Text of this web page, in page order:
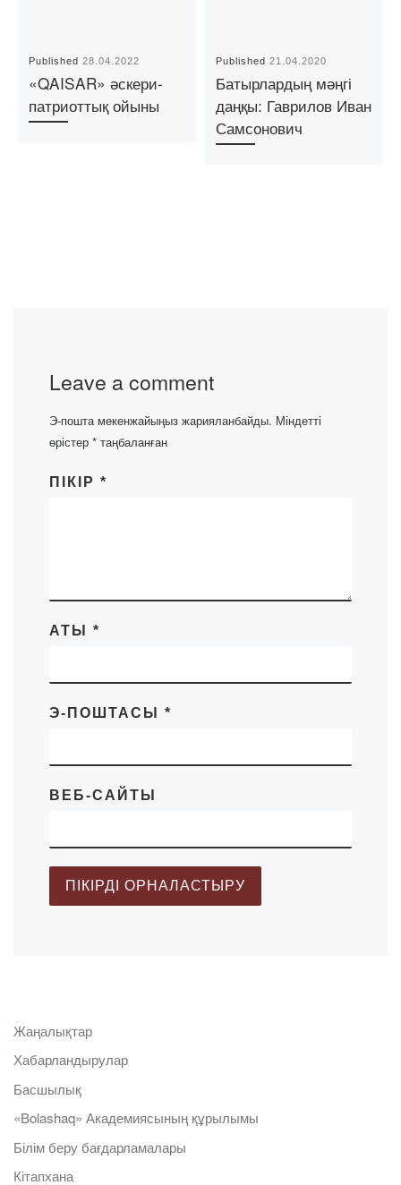
Published28.04.2022
«QAISAR» әскери-
патриоттық ойыны
Published21.04.2020
Батырлардың мәңгі
даңқы: Гаврилов Иван
Самсонович
Leave a comment
Э-пошта мекенжайыңыз жарияланбайды. Міндетті
өрістер * таңбаланған
ПІКІР *
АТЫ *
Э-ПОШТАСЫ *
ВЕБ-САЙТЫ
Жаңалықтар
Хабарландырулар
Басшылық
«Bolashaq» Академиясының құрылымы
Білім беру бағдарламалары
Кітапхана